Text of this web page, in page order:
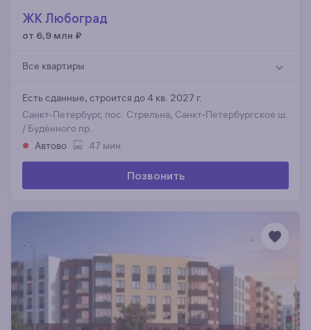
ЖК Любоград
от 6,9 млн ₽
Все квартиры
Есть сданные, строится до 4 кв. 2027 г.
Санкт-Петербург, пос. Стрельна, Санкт-Петербургское ш.
/ Будённого пр.
Автово
47 мин.
Позвонить